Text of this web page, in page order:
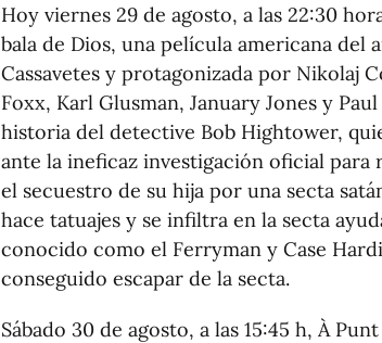
Hoy viernes 29 de agosto, a las 22:30
bala de Dios, una película americana del
Cassavetes y protagonizada por Nikolaj
Foxx, Karl Glusman, January Jones y
historia del detective Bob Hightower,
ante la ineficaz investigación oficial para
el secuestro de su hija por una secta
hace tatuajes y se infiltra en la secta
conocido como el Ferryman y Case
conseguido escapar de la secta.
Sábado 30 de agosto, a las 15:45 h, À